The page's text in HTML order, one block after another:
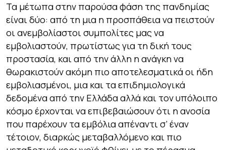
Τα μέτωπα στην παρούσα φάση της πανδημίας
είναι δύο: από τη μια η προσπάθεια να πειστούν
οι ανεμβολίαστοι συμπολίτες μας να
εμβολιαστούν, πρωτίστως για τη δική τους
προστασία, και από την άλλη η ανάγκη να
θωρακιστούν ακόμη πιο αποτελεσματικά οι ήδη
εμβολιασμένοι, μια και τα επιδημιολογικά
δεδομένα από την Ελλάδα αλλά και τον υπόλοιπο
κόσμο έρχονται να επιβεβαιώσουν ότι η ανοσία
που παρέχουν τα εμβόλια απέναντι σ’ έναν
τέτοιον, διαρκώς μεταβαλλόμενο και πιο